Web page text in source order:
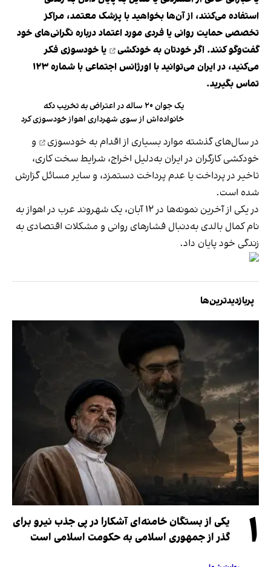
استفاده می‌کنند، از آن‌ها بخواهید با پزشک معتمد، مراکز
تخصصی حمایت روانی یا فردی مورد اعتماد درباره نگرانی‌های خود
گفت‌وگو کنند. اگر خودتان بهخودکشی
یا خودسوزی فکر
می‌کنید، در ایران می‌توانید با اورژانس اجتماعی با شماره ۱۲۳
تماس بگیرید.
یک جوان ۲۰ ساله در اعتراض به تخریب دکه
خانواده‌اش از سوی شهرداری اهواز خودسوزی کرد
در سال‌های گذشته موارد بسیاری از اقدام به خودسوزی
و
خودکشی کارگران در ایران به‌دلیل اخراج، شرایط سخت کاری،
تاخیر در پرداخت یا عدم پرداخت دستمزد، و سایر مسائل گزارش
شده است.
در یکی از آخرین نمونه‌ها در ۱۲ آبان‌، یک شهروند عرب در اهواز به
نام کمال بالدی به‌دنبال فشارهای روانی و مشکلات اقتصادی به
زندگی خود پایان داد.
پربازدیدترین‌ها
۱
یکی از بستگان خامنه‌ای آشکارا در پی جذب نیرو برای
گذر از جمهوری اسلامی به حکومت اسلامی است